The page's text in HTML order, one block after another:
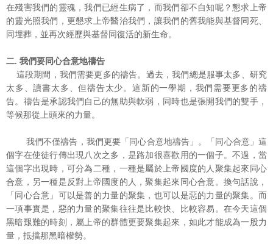
在殘害我們的靈魂，我們已經生病了，而我們卻不自知呢？懇求上帝
的靈光照我們，更懇求上帝醫治我們，讓我們的舊我能與基督同死、
同埋葬，並再次經歷與基督同復活的新生命。
二. 我們要同心合意地禱告
這段期間，我們需要更多的禱告。過去，我們總是服事太多、研究
太多、讀書太多、但禱告太少。這新的一學期，我們需要更多的禱
告。禱告是承認我們自己的無助與軟弱，同時也是張開我們的雙手，
等候那從上頭來的力量。
我們不僅禱告，我們更要「同心合意地禱告」。「同心合意」這
個字在使徒行傳出現八次之多，是路加很喜歡用的一個子。不過，當
這個字出現時，可分為二種，一種是屬於上帝國度的人聚集起來同心
合意，另一種是反對上帝國度的人，聚集起來同心合意。換句話說，
「同心合意」可以是善的力量的聚集，也可以是惡的力量的聚集。而
一項事實是，惡的力量的聚集往往是比較快、比較容易。在今天這個
黑暗艱難的時刻，屬上帝的群體更要聚集起來，如此才能成為一股力
量，抵擋那黑暗權勢。